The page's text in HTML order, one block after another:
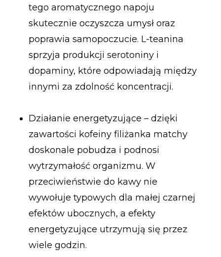
tego aromatycznego napoju
skutecznie oczyszcza umysł oraz
poprawia samopoczucie. L-teanina
sprzyja produkcji serotoniny i
dopaminy, które odpowiadają między
innymi za zdolność koncentracji.
Działanie energetyzujące – dzięki
zawartości kofeiny filiżanka matchy
doskonale pobudza i podnosi
wytrzymałość organizmu. W
przeciwieństwie do kawy nie
wywołuje typowych dla małej czarnej
efektów ubocznych, a efekty
energetyzujące utrzymują się przez
wiele godzin.